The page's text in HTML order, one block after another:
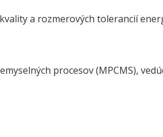
a rozmerových tolerancií
procesov (MPCMS),